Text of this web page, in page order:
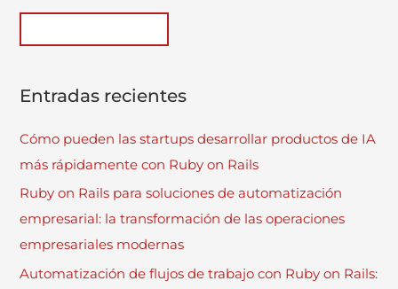
Entradas recientes
Cómo pueden las startups desarrollar productos de IA
más rápidamente con Ruby on Rails
Ruby on Rails para soluciones de automatización
empresarial: la transformación de las operaciones
empresariales modernas
Automatización de flujos de trabajo con Ruby on Rails: